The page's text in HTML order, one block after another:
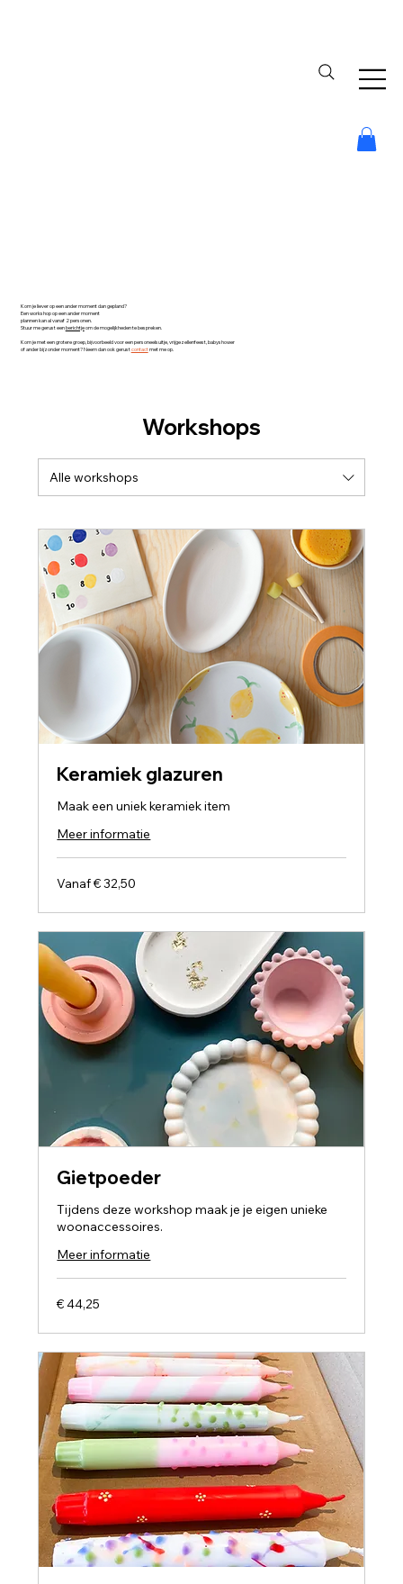
Kom je liever op een ander moment dan gepland?
Een workshop op een ander moment
plannen kan al vanaf 2 personen.
Stuur me gerust eenberichtjeom de mogelijkheden te bespreken.
Kom je met een grotere groep, bijvoorbeeld voor een personeelsuitje, vrijgezellenfeest, babyshower
of ander bijzonder moment? Neem dan ook gerustcontactmet me op.
Workshops
Alle workshops
Keramiek glazuren
Maak een uniek keramiek item
Meer informatie
Vanaf
32,50
Vanaf € 32,50
Gietpoeder
Tijdens deze workshop maak je je eigen unieke
woonaccessoires.
Meer informatie
44,25
euro
€ 44,25